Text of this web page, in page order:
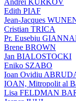
Edith PIAF
Jean-Jacques
Cristian TRICA
Pr. Eusebiu
Brene BROWN
Jan BIALOSTOCKI
Eniko SZABO
Ioan Ovidiu
IOAN, Mitropolit al
Lisa FELDMAN